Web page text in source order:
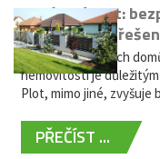
Hliníkový plot:
bezúdržbové
Oplocení rodinných
nemovitostí je
Plot, mimo jiné, zvyšuje
PŘEČÍST ...